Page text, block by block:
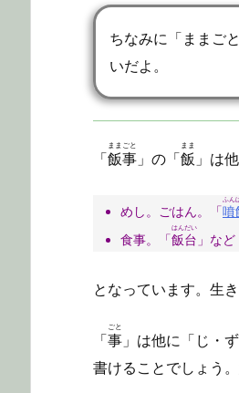
ちなみに「ままご
いだよ。
「飯事
ままごと
」の「飯
まま
」は
めし。ごはん。「噴
ふん
食事。「飯台
はんだい
」など
となっています。生
「事
ごと
」は他に「じ・
書けることでしょう。